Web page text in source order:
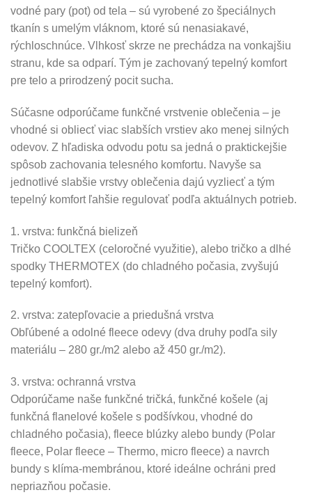
vodné pary (pot) od tela – sú vyrobené zo špeciálnych
tkanín s umelým vláknom, ktoré sú nenasiakavé,
rýchloschnúce. Vlhkosť skrze ne prechádza na vonkajšiu
stranu, kde sa odparí. Tým je zachovaný tepelný komfort
pre telo a prirodzený pocit sucha.
Súčasne odporúčame funkčné vrstvenie oblečenia – je
vhodné si obliecť viac slabších vrstiev ako menej silných
odevov. Z hľadiska odvodu potu sa jedná o praktickejšie
spôsob zachovania telesného komfortu. Navyše sa
jednotlivé slabšie vrstvy oblečenia dajú vyzliecť a tým
tepelný komfort ľahšie regulovať podľa aktuálnych potrieb.
1. vrstva: funkčná bielizeň
Tričko COOLTEX (celoročné využitie), alebo tričko a dlhé
spodky THERMOTEX (do chladného počasia, zvyšujú
tepelný komfort).
2. vrstva: zatepľovacie a priedušná vrstva
Obľúbené a odolné fleece odevy (dva druhy podľa sily
materiálu – 280 gr./m2 alebo až 450 gr./m2).
3. vrstva: ochranná vrstva
Odporúčame naše funkčné tričká, funkčné košele (aj
funkčná flanelové košele s podšívkou, vhodné do
chladného počasia), fleece blúzky alebo bundy (Polar
fleece, Polar fleece – Thermo, micro fleece) a navrch
bundy s klíma-membránou, ktoré ideálne ochráni pred
nepriazňou počasie.